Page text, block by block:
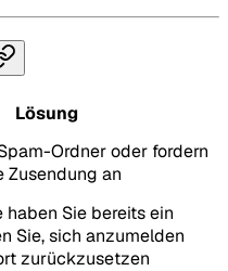
Lösung
Ordner oder fordern
Zusendung an
Sie bereits ein
Sie, sich anzumelden
zurückzusetzen